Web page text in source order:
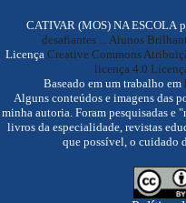
CATIVAR (MOS) NA ESCOLA
desafiantes ... Alunos
LicençaCreative Commons
licença 4.0
Baseado em um trabalho em
Alguns conteúdos e imagens das
minha autoria. Foram pesquisadas e
livros da especialidade, revistas
que possível, o cuidado